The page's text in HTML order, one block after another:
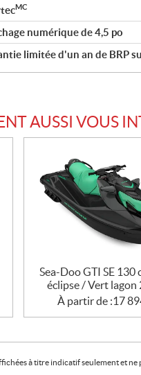
MC
numérique de 4,5 po
limitée d'un an de BRP
AUSSI VOUS
Sea-Doo GTI SE 130
éclipse / Vert lagon
À partir de :17
à titre indicatif seulement et